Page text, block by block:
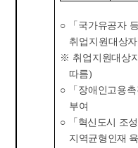
○ 「국가유공자
취업지원대상
※ 취업지원대상
따름)
○ 「장애인고용
부여
○
「혁신도시 조
지역균형인재